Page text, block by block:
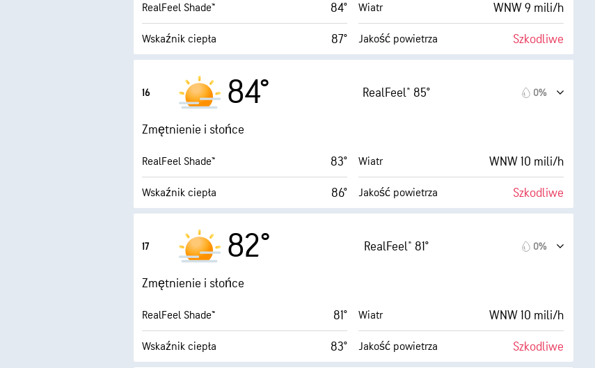
Punkt rosy 63° F Pułap chmur 30000 stopy
RealFeel Shade™ 84°
Wskaźnik ciepła 87°
Wiatr WNW 9 mili/h
Jakość powietrza Szkodliwe
Porywy wiatru
Wilgotność
Punkt rosy 64° F Pułap chmur 30000 stopy
16 84° RealFeel® 85° 0%
Zmętnienie i słońce
RealFeel Shade™ 83°
Wskaźnik ciepła 86°
Wiatr WNW 10 mili/h
Jakość powietrza Szkodliwe
Porywy wiatru
Wilgotność
Punkt rosy 65° F Pułap chmur 30000 stopy
17 82° RealFeel® 81° 0%
Zmętnienie i słońce
RealFeel Shade™ 81°
Wskaźnik ciepła 83°
Wiatr WNW 10 mili/h
Jakość powietrza Szkodliwe